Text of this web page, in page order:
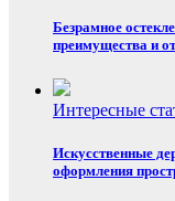
Безрамное
преимущества и
Интересные
Искусственные
оформления